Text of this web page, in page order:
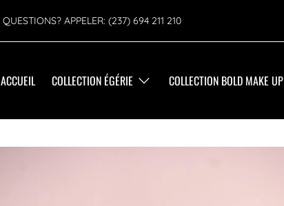
QUESTIONS? APPELER: (237) 694 211 210
ACCUEIL COLLECTION ÉGÉRIE COLLECTION BOLD MAKE UP